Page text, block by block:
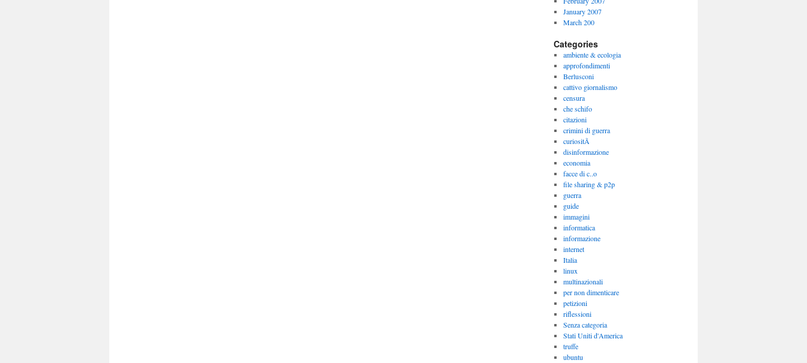
January 2007
March 200
Categories
ambiente & ecologia
approfondimenti
Berlusconi
cattivo giornalismo
censura
che schifo
citazioni
crimini di guerra
curiositÃ
disinformazione
economia
facce di c..o
file sharing & p2p
guerra
guide
immagini
informatica
informazione
internet
Italia
linux
multinazionali
per non dimenticare
petizioni
riflessioni
Senza categoria
Stati Uniti d'America
truffe
ubuntu